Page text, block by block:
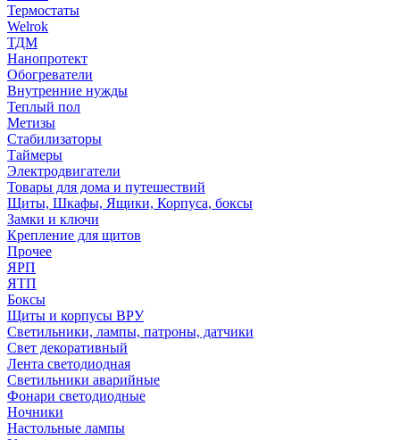
Термостаты
Welrok
ТДМ
Нанопротект
Обогреватели
Внутренние нужды
Теплый пол
Метизы
Стабилизаторы
Таймеры
Электродвигатели
Товары для дома и путешествий
Щиты, Шкафы, Ящики, Корпуса, боксы
Замки и ключи
Крепление для щитов
Прочее
ЯРП
ЯТП
Боксы
Щиты и корпусы ВРУ
Светильники, лампы, патроны, датчики
Свет декоративный
Лента светодиодная
Светильники аварийные
Фонари светодиодные
Ночники
Настольные лампы